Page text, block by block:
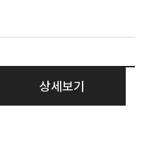
상세보기